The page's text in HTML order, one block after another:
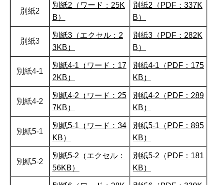
別紙2
別紙2（ワード：25K
B）
別紙2（PDF：337K
B）
別紙3
別紙3（エクセル：2
3KB）
別紙3（PDF：282K
B）
別紙4-1
別紙4-1（ワード：17
2KB）
別紙4-1（PDF：175
KB）
別紙4-2
別紙4-2（ワード：25
7KB）
別紙4-2（PDF：289
KB）
別紙5-1
別紙5-1（ワード：34
KB）
別紙5-1（PDF：895
KB）
別紙5-2
別紙5-2（エクセル：
56KB）
別紙5-2（PDF：181
KB）